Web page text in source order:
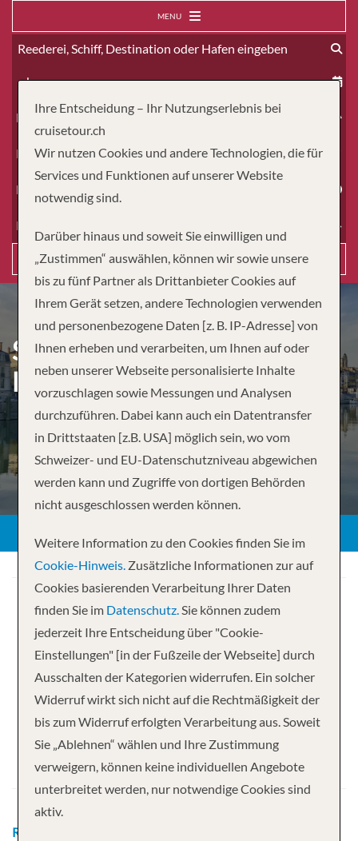
MENU
ab
Erwachsene
Kinder
Dauer
Reiseart
Suchen
SPECTACULAR SOUTH OF
FRANCE – LYON TO LYON
ZURÜCK
Ihre Kreuzfahrt
10 NächteScenic Sapphire
19.10.2026
Route
Ihre Entscheidung – Ihr Nutzungserlebnis bei
cruisetour.ch
Wir nutzen Cookies und andere Technologien, die für
Services und Funktionen auf unserer Website
notwendig sind.
Darüber hinaus und soweit Sie einwilligen und
„Zustimmen“ auswählen, können wir sowie unsere
bis zu fünf Partner als Drittanbieter Cookies auf
Ihrem Gerät setzen, andere Technologien verwenden
und personenbezogene Daten [z. B. IP-Adresse] von
Ihnen erheben und verarbeiten, um Ihnen auf oder
neben unserer Webseite personalisierte Inhalte
vorzuschlagen sowie Messungen und Analysen
durchzuführen. Dabei kann auch ein Datentransfer
in Drittstaaten [z.B. USA] möglich sein, wo vom
Schweizer- und EU-Datenschutzniveau abgewichen
werden kann und Zugriffe von dortigen Behörden
nicht ausgeschlossen werden können.
Weitere Information zu den Cookies finden Sie im
Cookie-Hinweis. Zusätzliche Informationen zur auf
Cookies basierenden Verarbeitung Ihrer Daten
finden Sie im Datenschutz.Sie können zudem
jederzeit Ihre Entscheidung über "Cookie-
Einstellungen" [in der Fußzeile der Webseite] durch
Ausschalten der Kategorien widerrufen. Ein solcher
Widerruf wirkt sich nicht auf die Rechtmäßigkeit der
bis zum Widerruf erfolgten Verarbeitung aus. Soweit
Sie „Ablehnen“ wählen und Ihre Zustimmung
verweigern, können keine individuellen Angebote
unterbreitet werden, nur notwendige Cookies sind
aktiv.